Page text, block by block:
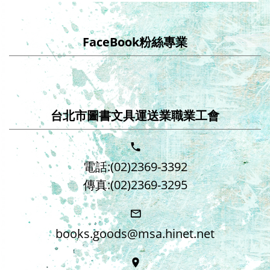
FaceBook粉絲專業
台北市圖書文具運送業職業工會
電話:(02)2369-3392
傳真:(02)2369-3295
books.goods@msa.hinet.net